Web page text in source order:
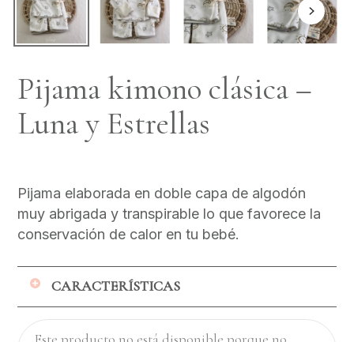
Pijama kimono clásica –
Luna y Estrellas
Pijama elaborada en doble capa de algodón
muy abrigada y transpirable lo que favorece la
conservación de calor en tu bebé.
CARACTERÍSTICAS
Dos piezas muy fáciles de poner, no